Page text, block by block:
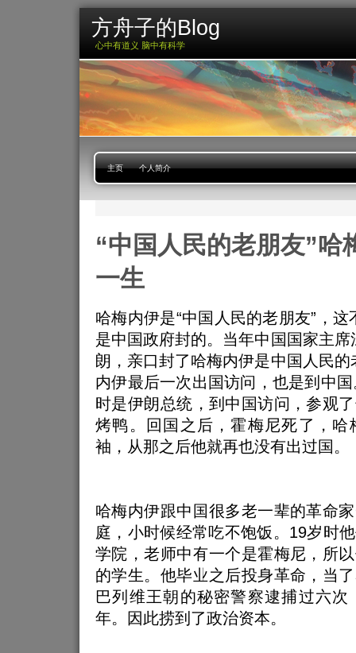
方舟子的Blog
心中有道义 脑中有科学
主页 个人简介
“中国人民的老朋友”哈
一生
哈梅内伊是“中国人民的老朋友”，这
是中国政府封的。当年中国国家主席
朗，亲口封了哈梅内伊是中国人民的
内伊最后一次出国访问，也是到中
时是伊朗总统，到中国访问，参观
烤鸭。回国之后，霍梅尼死了，哈
袖，从那之后他就再也没有出过国。
哈梅内伊跟中国很多老一辈的革命
庭，小时候经常吃不饱饭。19岁时
学院，老师中有一个是霍梅尼，所
的学生。他毕业之后投身革命，当
巴列维王朝的秘密警察逮捕过六次
年。因此捞到了政治资本。